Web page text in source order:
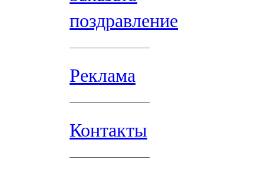
поздравление
Реклама
Контакты